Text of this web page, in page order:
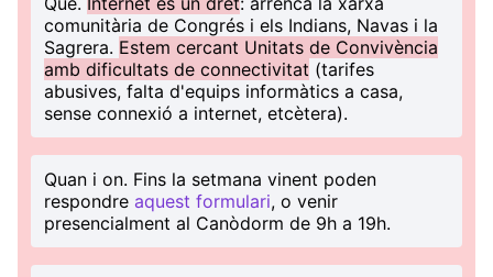
comunitària de Congrés i els Indians, Navas i la
Sagrera. Estem cercant Unitats de Convivència
amb dificultats de connectivitat (tarifes
abusives, falta d'equips informàtics a casa,
sense connexió a internet, etcètera).
Quan i on. Fins la setmana vinent poden
respondre aquest formulari, o venir
presencialment al Canòdorm de 9h a 19h.